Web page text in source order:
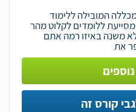
המובילה ללימוד
ללומדים לקלוט מהר
משנה באיזו רמה אתם
את
קורס זה